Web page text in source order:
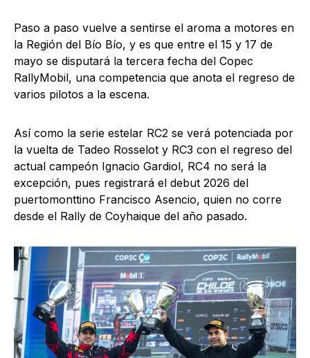
Paso a paso vuelve a sentirse el aroma a motores en
la Región del Bío Bío, y es que entre el 15 y 17 de
mayo se disputará la tercera fecha del Copec
RallyMobil, una competencia que anota el regreso de
varios pilotos a la escena.
Así como la serie estelar RC2 se verá potenciada por
la vuelta de Tadeo Rosselot y RC3 con el regreso del
actual campeón Ignacio Gardiol, RC4 no será la
excepción, pues registrará el debut 2026 del
puertomonttino Francisco Asencio, quien no corre
desde el Rally de Coyhaique del año pasado.